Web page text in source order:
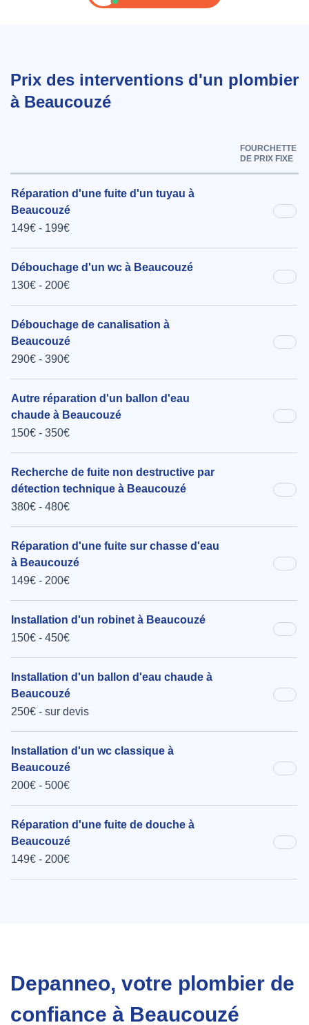
Prix des interventions d'un plombier
à Beaucouzé
FOURCHETTE
DE PRIX FIXE
Réparation d'une fuite d'un tuyau à
Beaucouzé
149€ - 199€
Débouchage d'un wc à Beaucouzé
130€ - 200€
Débouchage de canalisation à
Beaucouzé
290€ - 390€
Autre réparation d'un ballon d'eau
chaude à Beaucouzé
150€ - 350€
Recherche de fuite non destructive par
détection technique à Beaucouzé
380€ - 480€
Réparation d'une fuite sur chasse d'eau
à Beaucouzé
149€ - 200€
Installation d'un robinet à Beaucouzé
150€ - 450€
Installation d'un ballon d'eau chaude à
Beaucouzé
250€ - sur devis
Installation d'un wc classique à
Beaucouzé
200€ - 500€
Réparation d'une fuite de douche à
Beaucouzé
149€ - 200€
Depanneo, votre plombier de
confiance à Beaucouzé